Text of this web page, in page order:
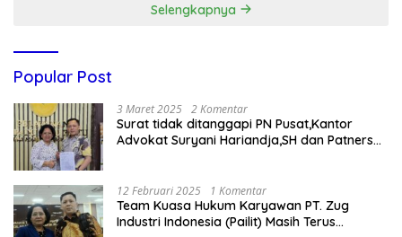
Selengkapnya
Popular Post
3 Maret 2025 2 Komentar
Surat tidak ditanggapi PN Pusat,Kantor
Advokat Suryani Hariandja,SH dan Patners
12 Februari 2025 1 Komentar
Team Kuasa Hukum Karyawan PT. Zug
Industri Indonesia (Pailit) Masih Terus